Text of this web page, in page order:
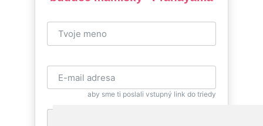
aby sme ti poslali vstupný link do triedy